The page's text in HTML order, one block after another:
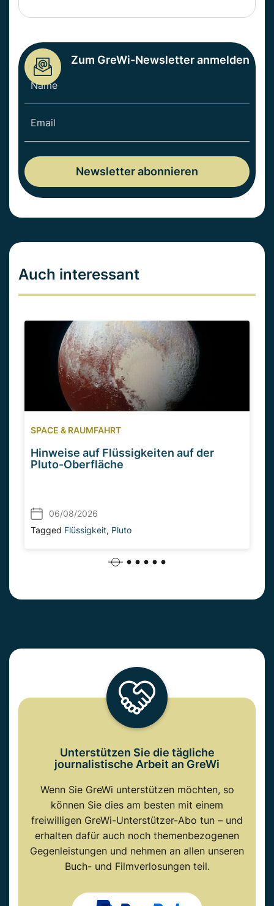
Zum GreWi-Newsletter anmelden
Auch interessant
SPACE & RAUMFAHRT
Hinweise auf Flüssigkeiten auf der
Pluto-Oberfläche
06/08/2026
Tagged Flüssigkeit, Pluto
Unterstützen Sie die tägliche
journalistische Arbeit an GreWi
Wenn Sie GreWi unterstützen möchten, so
können Sie dies am besten mit einem
freiwilligen GreWi-Unterstützer-Abo tun – und
erhalten dafür auch noch themenbezogenen
Gegenleistungen und nehmen an allen unseren
Buch- und Filmverlosungen teil.